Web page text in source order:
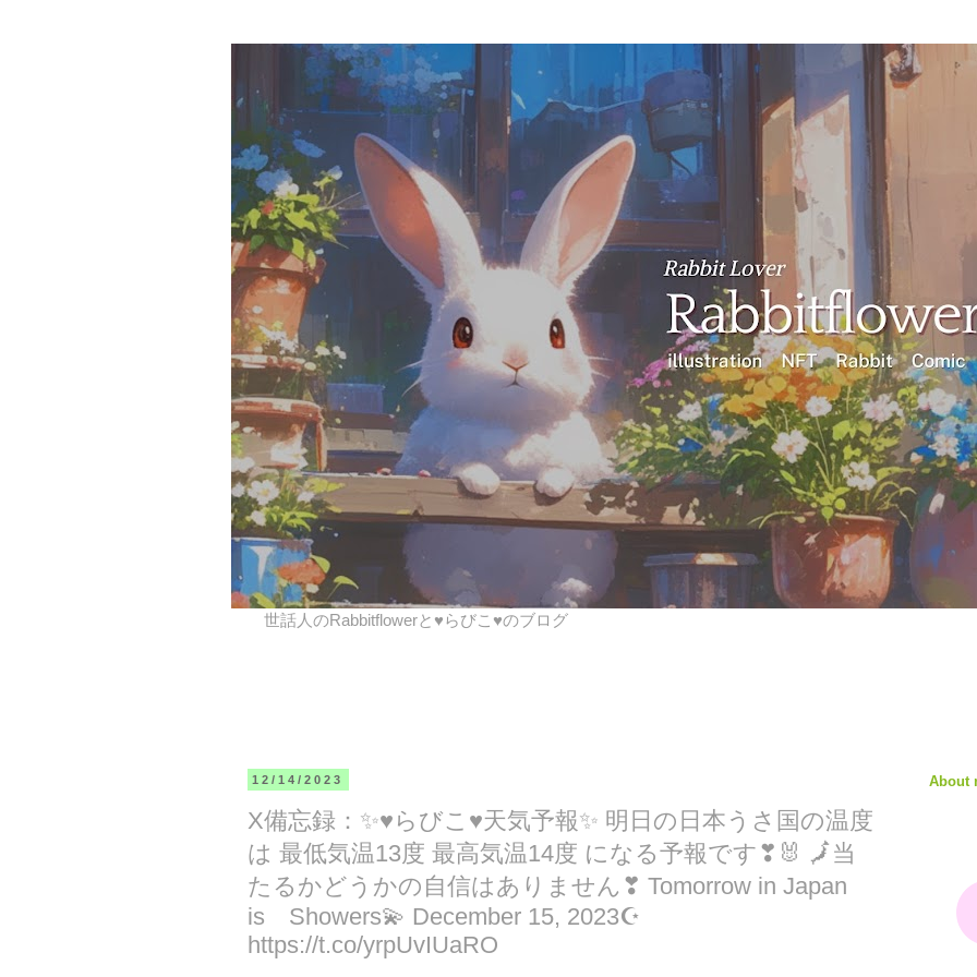
世話人のRabbitflowerと♥らびこ♥のブログ
12/14/2023
X備忘録：✨♥らびこ♥天気予報✨ 明日の日本うさ国の温度
は 最低気温13度 最高気温14度 になる予報です❣🐰 🗾当
たるかどうかの自信はありません❣ Tomorrow in Japan
is Showers💫 December 15, 2023☪
https://t.co/yrpUvIUaRO
About